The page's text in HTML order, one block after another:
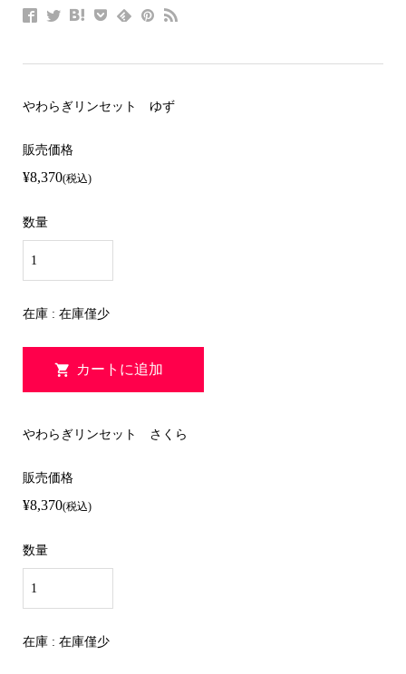
やわらぎリンセット ゆず
販売価格
¥8,370(税込)
数量
在庫 : 在庫僅少
やわらぎリンセット さくら
販売価格
¥8,370(税込)
数量
在庫 : 在庫僅少